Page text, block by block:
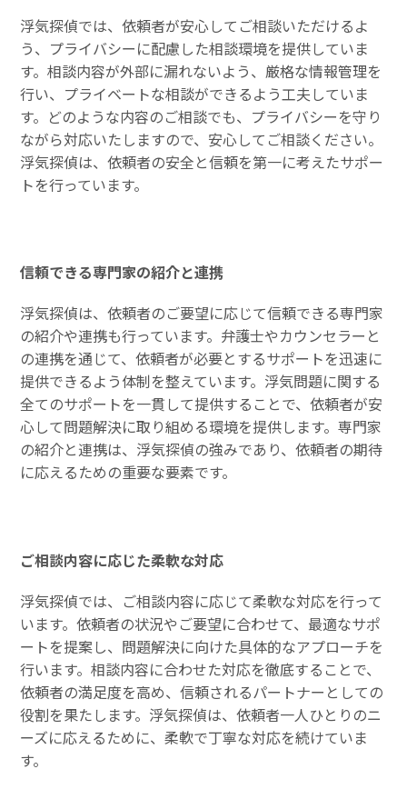
浮気探偵では、依頼者が安心してご相談いただけるよ
う、プライバシーに配慮した相談環境を提供していま
す。相談内容が外部に漏れないよう、厳格な情報管理を
行い、プライベートな相談ができるよう工夫していま
す。どのような内容のご相談でも、プライバシーを守り
ながら対応いたしますので、安心してご相談ください。
浮気探偵は、依頼者の安全と信頼を第一に考えたサポー
トを行っています。
信頼できる専門家の紹介と連携
浮気探偵は、依頼者のご要望に応じて信頼できる専門家
の紹介や連携も行っています。弁護士やカウンセラーと
の連携を通じて、依頼者が必要とするサポートを迅速に
提供できるよう体制を整えています。浮気問題に関する
全てのサポートを一貫して提供することで、依頼者が安
心して問題解決に取り組める環境を提供します。専門家
の紹介と連携は、浮気探偵の強みであり、依頼者の期待
に応えるための重要な要素です。
ご相談内容に応じた柔軟な対応
浮気探偵では、ご相談内容に応じて柔軟な対応を行って
います。依頼者の状況やご要望に合わせて、最適なサポ
ートを提案し、問題解決に向けた具体的なアプローチを
行います。相談内容に合わせた対応を徹底することで、
依頼者の満足度を高め、信頼されるパートナーとしての
役割を果たします。浮気探偵は、依頼者一人ひとりのニ
ーズに応えるために、柔軟で丁寧な対応を続けていま
す。